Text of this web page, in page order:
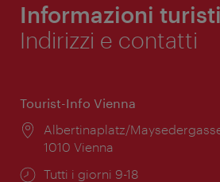
Informazioni
Indirizzi e contatti
Tourist-Info Vienna
Posizione:
Albertinaplatz/
1010 Vienna
Orari
Tutti i giorni 9-18